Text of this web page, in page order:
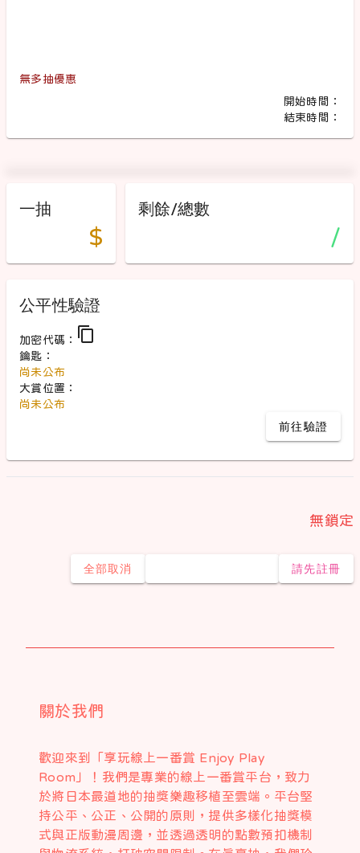
無多抽優惠
開始時間：
結束時間：
一抽
$
剩餘/總數
/
公平性驗證
加密代碼： content_copy
鑰匙：
尚未公布
大賞位置：
尚未公布
前往驗證
無鎖定
全部取消 請先註冊
關於我們
歡迎來到「享玩線上一番賞 Enjoy Play
Room」！我們是專業的線上一番賞平台，致力
於將日本最道地的抽獎樂趣移植至雲端。平台堅
持公平、公正、公開的原則，提供多樣化抽獎模
式與正版動漫周邊，並透過透明的點數預扣機制